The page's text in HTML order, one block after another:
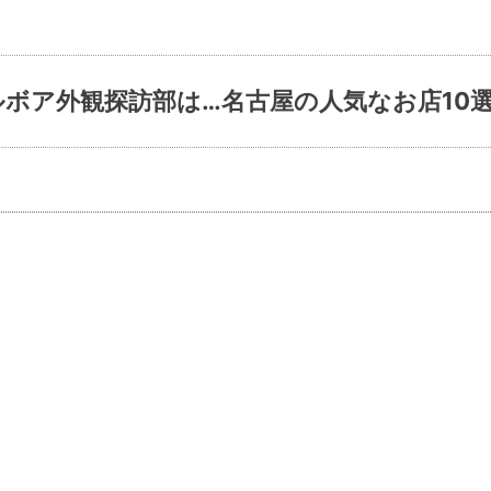
ア外観探訪部は…名古屋の人気なお店10